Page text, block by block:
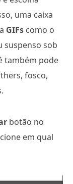
uma caixa
GIFs como o
suspenso sob
também pode
fosco,
botão no
em qual